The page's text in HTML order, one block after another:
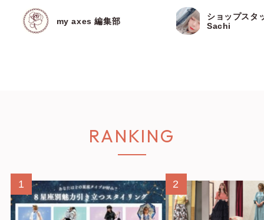
my axes 編集部
ショップスタ
Sachi
RANKING
1 2